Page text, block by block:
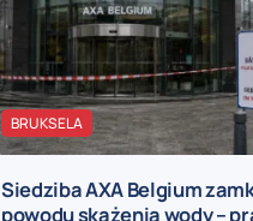
BRUKSELA
Siedziba AXA Belgium
powodu skażenia wody –